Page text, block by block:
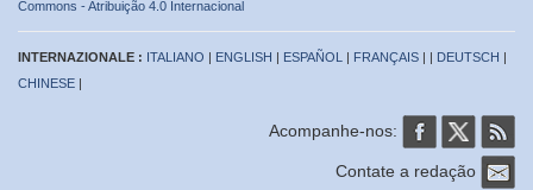
Commons - Atribuição 4.0 Internacional
INTERNAZIONALE : ITALIANO | ENGLISH | ESPAÑOL | FRANÇAIS | | DEUTSCH |
CHINESE |
Acompanhe-nos:
Contate a redação